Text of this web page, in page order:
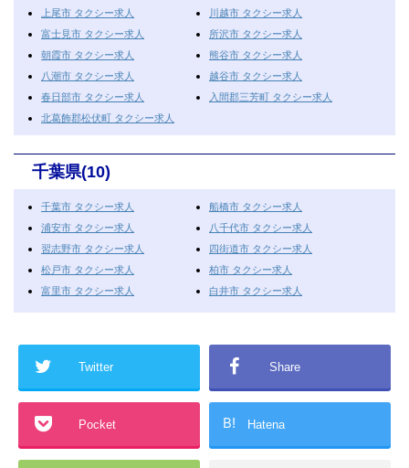
上尾市 タクシー求人
川越市 タクシー求人
富士見市 タクシー求人
所沢市 タクシー求人
朝霞市 タクシー求人
熊谷市 タクシー求人
八潮市 タクシー求人
越谷市 タクシー求人
春日部市 タクシー求人
入間郡三芳町 タクシー求人
北葛飾郡松伏町 タクシー求人
千葉県(10)
千葉市 タクシー求人
船橋市 タクシー求人
浦安市 タクシー求人
八千代市 タクシー求人
習志野市 タクシー求人
四街道市 タクシー求人
松戸市 タクシー求人
柏市 タクシー求人
富里市 タクシー求人
白井市 タクシー求人
Twitter Share
Pocket B! Hatena